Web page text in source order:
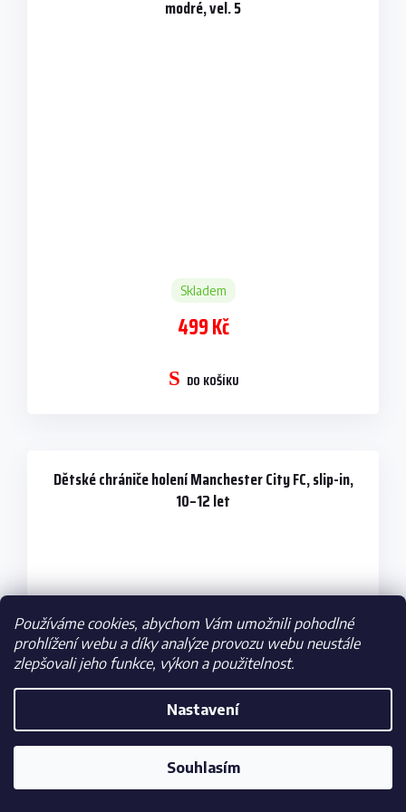
Používáme cookies, abychom Vám umožnili pohodlné
prohlížení webu a díky analýze provozu webu neustále
zlepšovali jeho funkce, výkon a použitelnost.
Nastavení
Souhlasím
modré, vel. 5
Skladem
499 Kč
DO KOŠÍKU
Dětské chrániče holení Manchester City FC, slip-in,
10–12 let